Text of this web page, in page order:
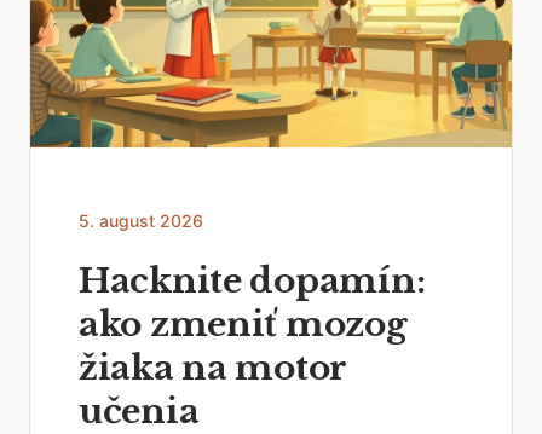
5. august 2026
Hacknite dopamín:
ako zmeniť mozog
žiaka na motor
učenia